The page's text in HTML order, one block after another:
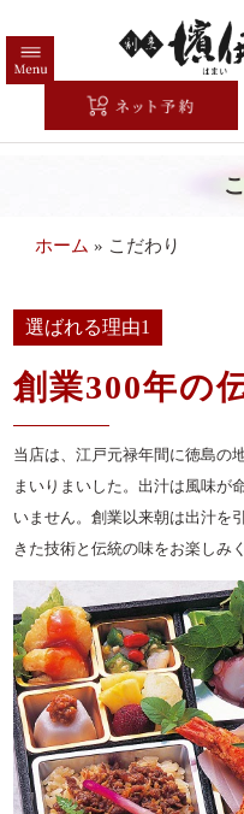
テ
高級弁当一覧
法事・法要
お祝い・慶事
接待・おもてなし
お集まり・ご宴会
イベント・ロケ
観光・行楽
種類で選ぶ
おせち
幕の内弁当
京弁当
ホーム » こだわり
選ばれる理由1
創業300年の
当店は、江戸元禄年間に徳島の
まいりまいした。出汁は風味が
いません。創業以来朝は出汁を
きた技術と伝統の味をお楽しみ